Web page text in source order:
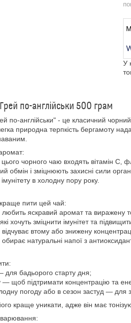
У
по-англійськи 500 грам
по-англійськи" - це класичний
природна терпкість бергамоту
чорного чаю входять вітамін C,
обмін і зміцнюють захисні сили
в холодну пору року.
пити цей чай:
любить яскравий аромат та виражену
хочуть зміцнити імунітет та
відчуває втому або знижену
обирає натуральні напої з
для бадьорого старту дня;
— щоб підтримати концентрацію та
погоду або в сезон застуд — для
краще уникати, адже він має